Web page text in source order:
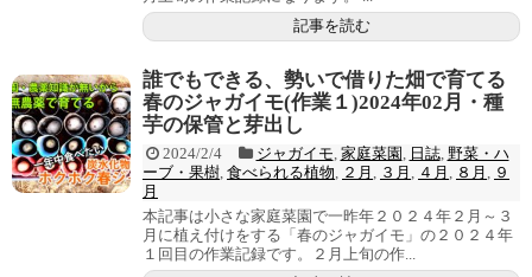
記事を読む
誰でもできる、勢いで借りた畑で育てる
春のジャガイモ(作業１)2024年02月・種
芋の保管と芽出し
2024/2/4 ジャガイモ 家庭菜園 日誌, 野菜・ハ
ーブ・果樹 食べられる植物 ２月 ３月 ４月 ８月
９
月
本記事は小さな家庭菜園で一昨年２０２４年２月～３
月に植え付けをする「春のジャガイモ」の２０２４年
１回目の作業記録です。２月上旬の作...